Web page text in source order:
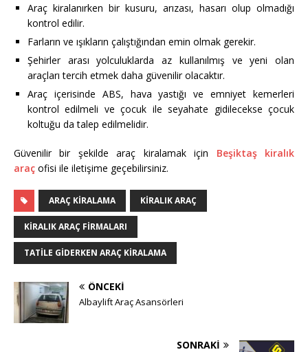
Araç kiralanırken bir kusuru, arızası, hasarı olup olmadığı
kontrol edilir.
Farların ve ışıkların çalıştığından emin olmak gerekir.
Şehirler arası yolculuklarda az kullanılmış ve yeni olan
araçları tercih etmek daha güvenilir olacaktır.
Araç içerisinde ABS, hava yastığı ve emniyet kemerleri
kontrol edilmeli ve çocuk ile seyahate gidilecekse çocuk
koltuğu da talep edilmelidir.
Güvenilir bir şekilde araç kiralamak için Beşiktaş kiralık
araç ofisi ile iletişime geçebilirsiniz.
ARAÇ KIRALAMA KIRALIK ARAÇ
KIRALIK ARAÇ FIRMALARI
TATILE GIDERKEN ARAÇ KIRALAMA
ÖNCEKI
Albaylift Araç Asansörleri
SONRAKI